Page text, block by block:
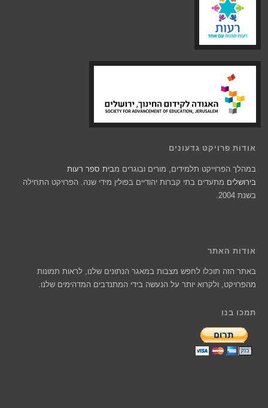
אודות פרויקט גדעונים
במהלך הפרוייקט תלמידים, מורים ובוגרים מבית ספר רעות
בירושליםמתעדים בתי קברות יהודיים בפולין מידי שנה. הפרויקט התחילה
בשנת 2004.
אודות האתר
באתר הזה תוכלו לחפש מצבות במאגר הנתונים שלנו, לראות תמונות
מהפרויקט, ולקרוא יותר על הנעשה בידי המתנדבים המדהימים שלנו.
תמכו בנו